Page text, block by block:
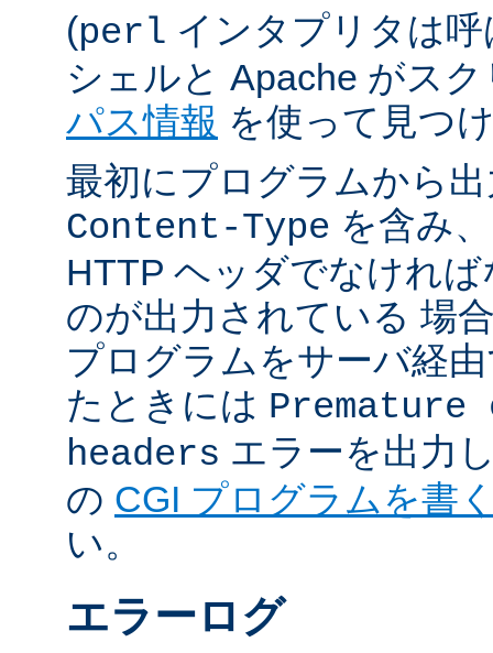
(perl インタプリタは
シェルと Apache がス
パス情報 を使って見つ
最初にプログラムから
Content-Type を含み
HTTP ヘッダでなけれ
のが出力されている 場
プログラムをサーバ経
たときには
headers エラーを出力
の CGI プログラムを書
い。
エラーログ